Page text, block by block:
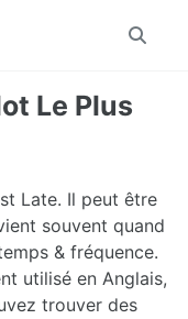
Toggle
Le Plus
Late. Il peut être
souvent quand
& fréquence.
utilisé en Anglais,
trouver des